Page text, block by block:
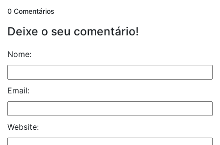
0 Comentários
Deixe o seu comentário!
Nome:
Email:
Website: